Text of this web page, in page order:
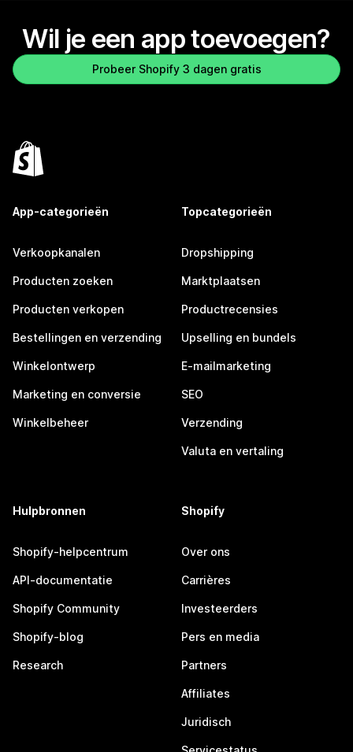
Wil je een app toevoegen?
Probeer Shopify 3 dagen gratis
App-categorieën
Verkoopkanalen
Producten zoeken
Producten verkopen
Bestellingen en verzending
Winkelontwerp
Marketing en conversie
Winkelbeheer
Topcategorieën
Dropshipping
Marktplaatsen
Productrecensies
Upselling en bundels
E-mailmarketing
SEO
Verzending
Valuta en vertaling
Hulpbronnen
Shopify-helpcentrum
API-documentatie
Shopify Community
Shopify-blog
Research
Shopify
Over ons
Carrières
Investeerders
Pers en media
Partners
Affiliates
Juridisch